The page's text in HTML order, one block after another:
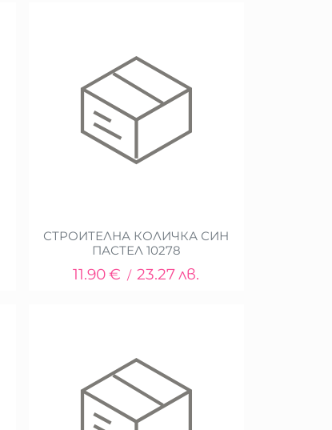
СТРОИТЕЛНА КОЛИЧКА СИН
ПАСТЕЛ 10278
11.90€ / 23.27лв.